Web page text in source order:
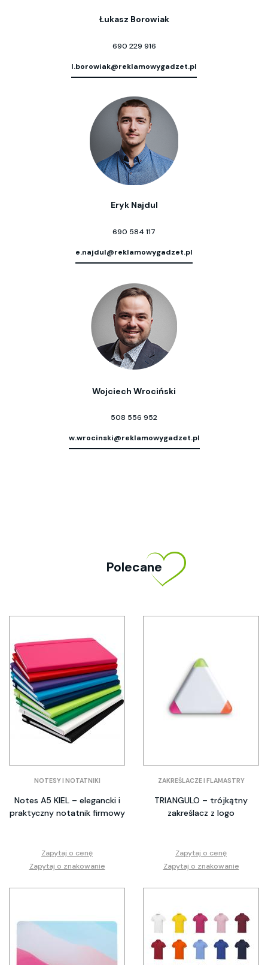
Łukasz Borowiak
690 229 916
l.borowiak@reklamowygadzet.pl
Eryk Najdul
690 584 117
e.najdul@reklamowygadzet.pl
Wojciech Wrociński
508 556 952
w.wrocinski@reklamowygadzet.pl
Polecane
NOTESY I NOTATNIKI
Notes A5 KIEL – elegancki i
praktyczny notatnik firmowy
Zapytaj o cenę
Zapytaj o znakowanie
ZAKREŚLACZE I FLAMASTRY
TRIANGULO – trójkątny
zakreślacz z logo
Zapytaj o cenę
Zapytaj o znakowanie